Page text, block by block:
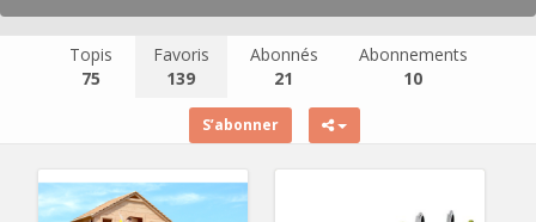
Topis
75
Favoris
139
Abonnés
21
Abonnements
10
S’abonner